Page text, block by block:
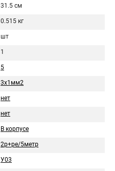
31.5 см
0.515 кг
шт
1
5
3х1мм2
нет
нет
В корпусе
2р+pе/5метр
У03